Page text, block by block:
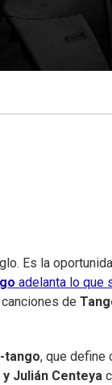
Es la
adelanta lo que
de
tango, que define
Julián Centeya